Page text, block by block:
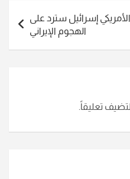
إسرائيل سترد على
الهجوم الإيراني
تعليقاً.